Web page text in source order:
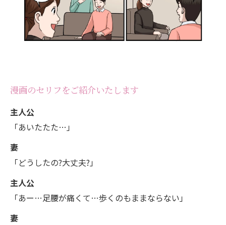
漫画のセリフをご紹介いたします
主人公
「あいたたた…」
妻
「どうしたの?大丈夫?」
主人公
「あー…足腰が痛くて…歩くのもままならない」
妻